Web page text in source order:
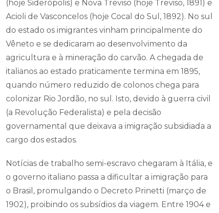
(hoje Siderópolis) e Nova Treviso (hoje Treviso, 1891) e
Acioli de Vasconcelos (hoje Cocal do Sul, 1892). No sul
do estado os imigrantes vinham principalmente do
Vêneto e se dedicaram ao desenvolvimento da
agricultura e à mineração do carvão. A chegada de
italianos ao estado praticamente termina em 1895,
quando número reduzido de colonos chega para
colonizar Rio Jordão, no sul. Isto, devido à guerra civil
(a Revolução Federalista) e pela decisão
governamental que deixava a imigração subsidiada a
cargo dos estados.
Notícias de trabalho semi-escravo chegaram à Itália, e
o governo italiano passa a dificultar a imigração para
o Brasil, promulgando o Decreto Prinetti (março de
1902), proibindo os subsídios da viagem. Entre 1904 e